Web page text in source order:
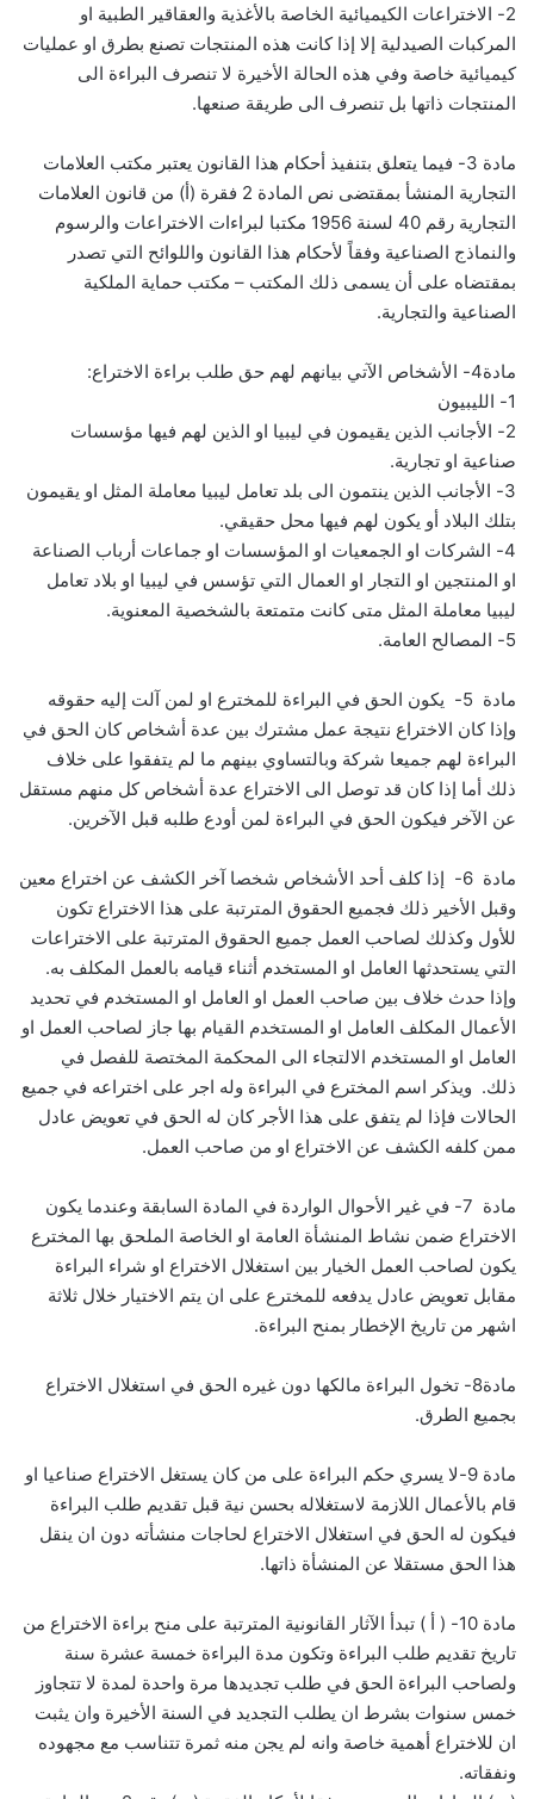
2- الاختراعات الكيميائية الخاصة بالأغذية والعقاقير الطبية او
المركبات الصيدلية إلا إذا كانت هذه المنتجات تصنع بطرق او عمليات
كيميائية خاصة وفي هذه الحالة الأخيرة لا تنصرف البراءة الى
المنتجات ذاتها بل تنصرف الى طريقة صنعها.
مادة 3- فيما يتعلق بتنفيذ أحكام هذا القانون يعتبر مكتب العلامات
التجارية المنشأ بمقتضى نص المادة 2 فقرة (أ) من قانون العلامات
التجارية رقم 40 لسنة 1956 مكتبا لبراءات الاختراعات والرسوم
والنماذج الصناعية وفقاً لأحكام هذا القانون واللوائح التي تصدر
بمقتضاه على أن يسمى ذلك المكتب – مكتب حماية الملكية
الصناعية والتجارية.
مادة4- الأشخاص الآتي بيانهم لهم حق طلب براءة الاختراع:
1- الليبيون
2- الأجانب الذين يقيمون في ليبيا او الذين لهم فيها مؤسسات
صناعية او تجارية.
3- الأجانب الذين ينتمون الى بلد تعامل ليبيا معاملة المثل او يقيمون
بتلك البلاد أو يكون لهم فيها محل حقيقي.
4- الشركات او الجمعيات او المؤسسات او جماعات أرباب الصناعة
او المنتجين او التجار او العمال التي تؤسس في ليبيا او بلاد تعامل
ليبيا معاملة المثل متى كانت متمتعة بالشخصية المعنوية.
5- المصالح العامة.
مادة 5- يكون الحق في البراءة للمخترع او لمن آلت إليه حقوقه
وإذا كان الاختراع نتيجة عمل مشترك بين عدة أشخاص كان الحق في
البراءة لهم جميعا شركة وبالتساوي بينهم ما لم يتفقوا على خلاف
ذلك أما إذا كان قد توصل الى الاختراع عدة أشخاص كل منهم مستقل
عن الآخر فيكون الحق في البراءة لمن أودع طلبه قبل الآخرين.
مادة 6- إذا كلف أحد الأشخاص شخصا آخر الكشف عن اختراع معين
وقبل الأخير ذلك فجميع الحقوق المترتبة على هذا الاختراع تكون
للأول وكذلك لصاحب العمل جميع الحقوق المترتبة على الاختراعات
التي يستحدثها العامل او المستخدم أثناء قيامه بالعمل المكلف به.
وإذا حدث خلاف بين صاحب العمل او العامل او المستخدم في تحديد
الأعمال المكلف العامل او المستخدم القيام بها جاز لصاحب العمل او
العامل او المستخدم الالتجاء الى المحكمة المختصة للفصل في
ذلك. ويذكر اسم المخترع في البراءة وله اجر على اختراعه في جميع
الحالات فإذا لم يتفق على هذا الأجر كان له الحق في تعويض عادل
ممن كلفه الكشف عن الاختراع او من صاحب العمل.
مادة 7- في غير الأحوال الواردة في المادة السابقة وعندما يكون
الاختراع ضمن نشاط المنشأة العامة او الخاصة الملحق بها المخترع
يكون لصاحب العمل الخيار بين استغلال الاختراع او شراء البراءة
مقابل تعويض عادل يدفعه للمخترع على ان يتم الاختيار خلال ثلاثة
اشهر من تاريخ الإخطار بمنح البراءة.
مادة8- تخول البراءة مالكها دون غيره الحق في استغلال الاختراع
بجميع الطرق.
مادة 9-لا يسري حكم البراءة على من كان يستغل الاختراع صناعيا او
قام بالأعمال اللازمة لاستغلاله بحسن نية قبل تقديم طلب البراءة
فيكون له الحق في استغلال الاختراع لحاجات منشأته دون ان ينقل
هذا الحق مستقلا عن المنشأة ذاتها.
مادة 10- ( أ ) تبدأ الآثار القانونية المترتبة على منح براءة الاختراع من
تاريخ تقديم طلب البراءة وتكون مدة البراءة خمسة عشرة سنة
ولصاحب البراءة الحق في طلب تجديدها مرة واحدة لمدة لا تتجاوز
خمس سنوات بشرط ان يطلب التجديد في السنة الأخيرة وان يثبت
ان للاختراع أهمية خاصة وانه لم يجن منه ثمرة تتناسب مع مجهوده
ونفقاته.